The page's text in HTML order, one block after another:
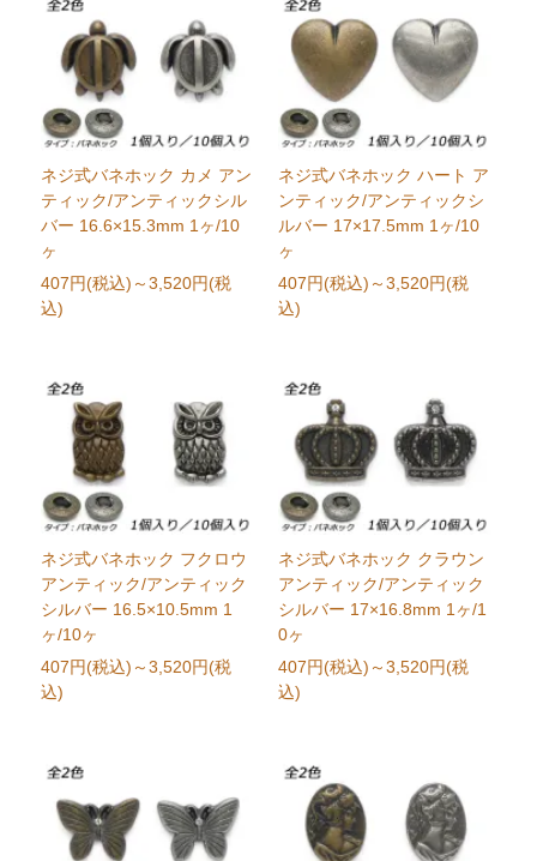
ネジ式バネホック カメ アン
ティック/アンティックシル
バー 16.6×15.3mm 1ヶ/10
ヶ
407円(税込) ～3,520円(税
込)
ネジ式バネホック ハート ア
ンティック/アンティックシ
ルバー 17×17.5mm 1ヶ/10
ヶ
407円(税込) ～3,520円(税
込)
ネジ式バネホック フクロウ
アンティック/アンティック
シルバー 16.5×10.5mm 1
ヶ/10ヶ
407円(税込) ～3,520円(税
込)
ネジ式バネホック クラウン
アンティック/アンティック
シルバー 17×16.8mm 1ヶ/1
0ヶ
407円(税込) ～3,520円(税
込)